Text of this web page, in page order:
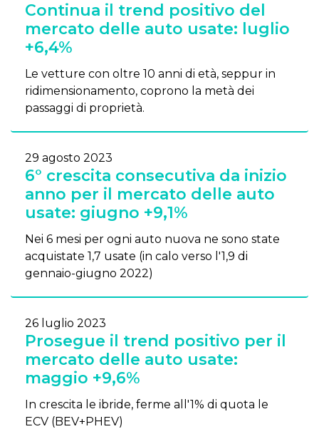
Continua il trend positivo del
mercato delle auto usate: luglio
+6,4%
Le vetture con oltre 10 anni di età, seppur in
ridimensionamento, coprono la metà dei
passaggi di proprietà.
29 agosto 2023
6° crescita consecutiva da inizio
anno per il mercato delle auto
usate: giugno +9,1%
Nei 6 mesi per ogni auto nuova ne sono state
acquistate 1,7 usate (in calo verso l'1,9 di
gennaio-giugno 2022)
26 luglio 2023
Prosegue il trend positivo per il
mercato delle auto usate:
maggio +9,6%
In crescita le ibride, ferme all'1% di quota le
ECV (BEV+PHEV)